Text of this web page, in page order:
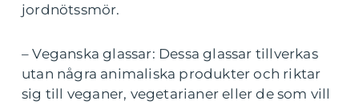
jordnötssmör.
– Veganska glassar: Dessa glassar tillverkas
utan några animaliska produkter och riktar
sig till veganer, vegetarianer eller de som vill